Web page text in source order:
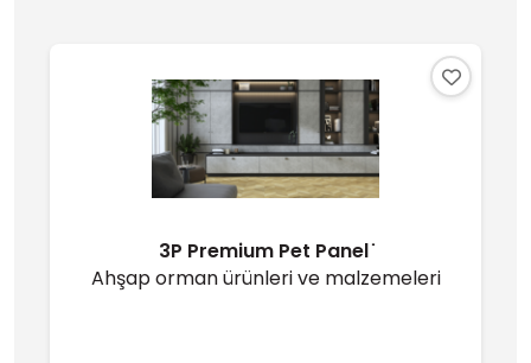
3P Premium Pet Panel ̇
Ahşap orman ürünleri ve malzemeleri